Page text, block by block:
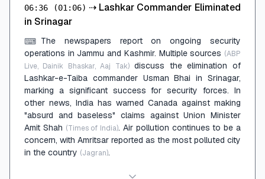
06:36 (01:06) ⇢ Lashkar Commander Eliminated
in Srinagar
⌨ The newspapers report on ongoing security
operations in Jammu and Kashmir. Multiple sources (ABP
Live, Dainik Bhaskar, Aaj Tak) discuss the elimination of
Lashkar-e-Taiba commander Usman Bhai in Srinagar,
marking a significant success for security forces. In
other news, India has warned Canada against making
"absurd and baseless" claims against Union Minister
Amit Shah (Times of India). Air pollution continues to be a
concern, with Amritsar reported as the most polluted city
in the country (Jagran).